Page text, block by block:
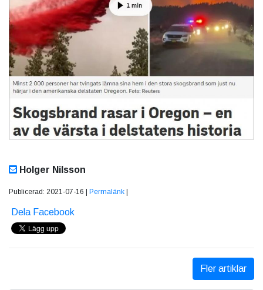
Holger Nilsson
Publicerad: 2021-07-16 | Permalänk
Dela Facebook
Fler artiklar